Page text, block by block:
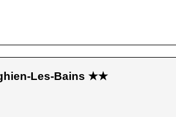
Les-Bains ★★